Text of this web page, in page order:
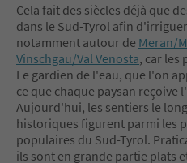
Cela fait des siècles déjà que
dans le Sud-Tyrol afin
notamment autour de Meran/
Vinschgau/Val Venosta, car les
Le gardien de l'eau, que l'on
ce que chaque paysan reçoive
Aujourd'hui, les sentiers le
historiques figurent parmi les
populaires du Sud-Tyrol.
ils sont en grande partie plats